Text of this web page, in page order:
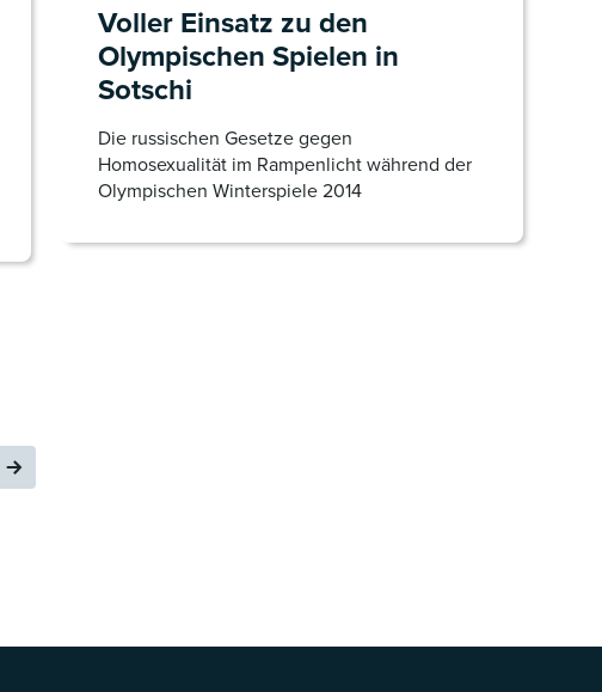
Voller Einsatz zu den
Olympischen Spielen in
Sotschi
Die russischen Gesetze gegen
Homosexualität im Rampenlicht während der
Olympischen Winterspiele 2014
NEXT